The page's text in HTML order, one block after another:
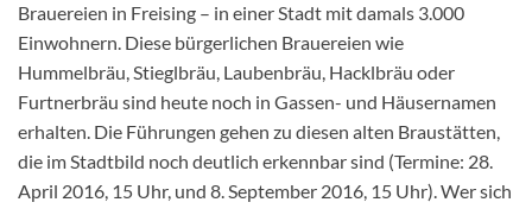
Brauereien in Freising – in einer Stadt mit damals 3.000
Einwohnern. Diese bürgerlichen Brauereien wie
Hummelbräu, Stieglbräu, Laubenbräu, Hacklbräu oder
Furtnerbräu sind heute noch in Gassen- und Häusernamen
erhalten. Die Führungen gehen zu diesen alten Braustätten,
die im Stadtbild noch deutlich erkennbar sind (Termine: 28.
April 2016, 15 Uhr, und 8. September 2016, 15 Uhr). Wer sich